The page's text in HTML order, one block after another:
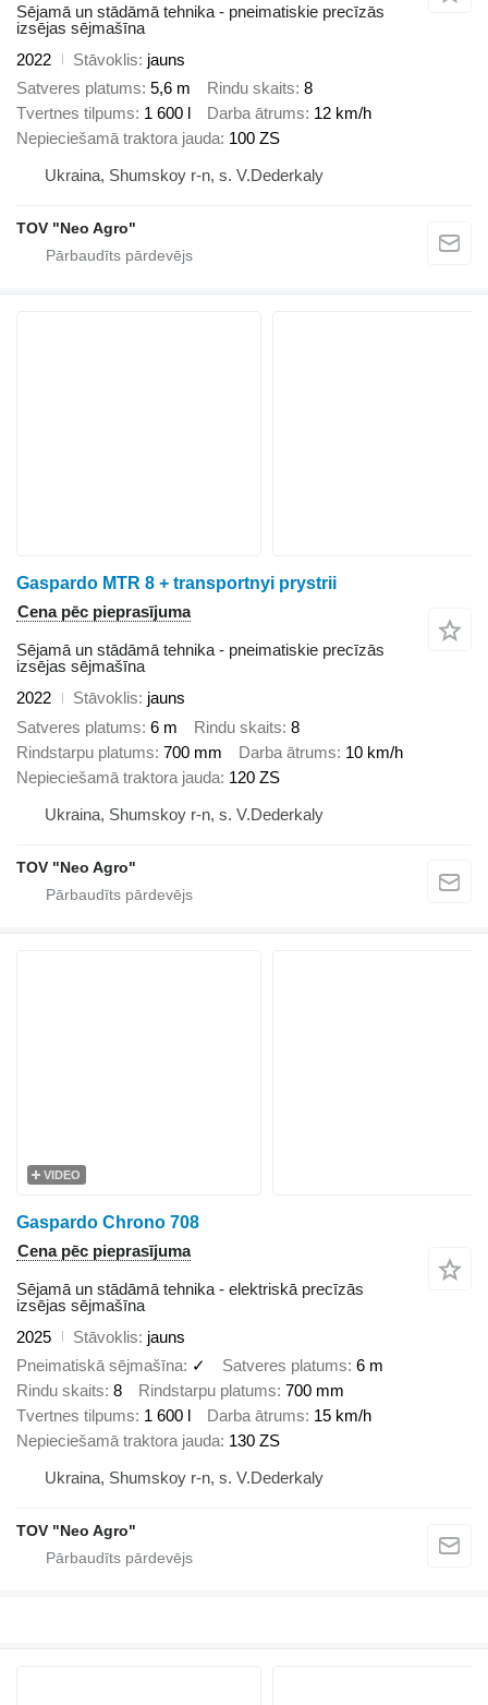
Sējamā un stādāmā tehnika - pneimatiskie precīzās
izsējas sējmašīna
2022
Stāvoklis jauns
Satveres platums 5,6 m Rindu skaits 8
Tvertnes tilpums 1 600 l Darba ātrums 12 km/h
Nepieciešamā traktora jauda 100 ZS
Ukraina, Shumskoy r-n, s. V.Dederkaly
TOV "Neo Agro"
Gaspardo MTR 8 + transportnyi prystrii
Cena pēc pieprasījuma
Sējamā un stādāmā tehnika - pneimatiskie precīzās
izsējas sējmašīna
2022
Stāvoklis jauns
Satveres platums 6 m Rindu skaits 8
Rindstarpu platums 700 mm Darba ātrums 10 km/h
Nepieciešamā traktora jauda 120 ZS
Ukraina, Shumskoy r-n, s. V.Dederkaly
TOV "Neo Agro"
VIDEO
Gaspardo Chrono 708
Cena pēc pieprasījuma
Sējamā un stādāmā tehnika - elektriskā precīzās
izsējas sējmašīna
2025
Stāvoklis jauns
Pneimatiskā sējmašīna ✓ Satveres platums 6 m
Rindu skaits 8 Rindstarpu platums 700 mm
Tvertnes tilpums 1 600 l Darba ātrums 15 km/h
Nepieciešamā traktora jauda 130 ZS
Ukraina, Shumskoy r-n, s. V.Dederkaly
TOV "Neo Agro"